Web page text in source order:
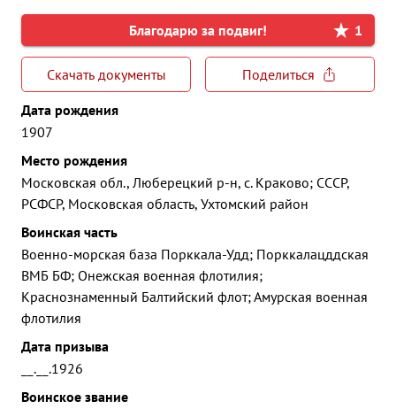
Благодарю за подвиг! 1
Скачать документы
Поделиться
Дата рождения
1907
Место рождения
Московская обл., Люберецкий р-н, с. Краково; СССР,
РСФСР, Московская область, Ухтомский район
Воинская часть
Военно-морская база Порккала-Удд; Порккалацддская
ВМБ БФ; Онежская военная флотилия;
Краснознаменный Балтийский флот; Амурская военная
флотилия
Дата призыва
__.__.1926
Воинское звание